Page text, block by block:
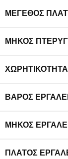
ΜΈΓΕΘΟΣ
ΜΉΚΟΣ
ΒΆΡΟΣ
ΜΉΚΟΣ
ΠΛΆΤΟΣ